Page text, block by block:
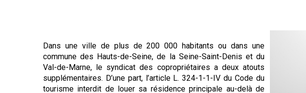
Dans une ville de plus de 200 000 habitants ou dans une
commune des Hauts-de-Seine, de la Seine-Saint-Denis et du
Val-de-Marne, le syndicat des copropriétaires a deux atouts
supplémentaires. D’une part, l’article L. 324-1-1-IV du Code du
tourisme interdit de louer sa résidence principale au-delà de